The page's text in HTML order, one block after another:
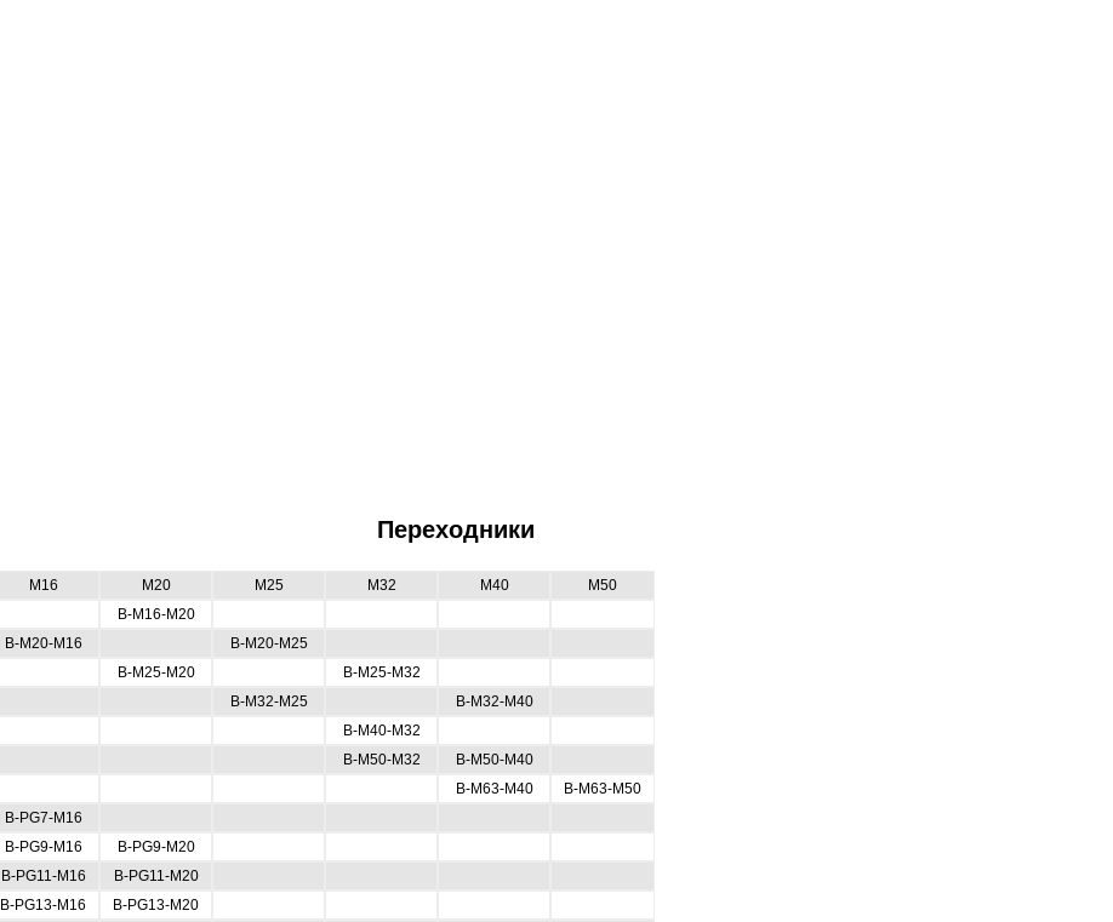
Переходники
M16 M20 M25 M32 M40
M50
В-М16-М20
В-М20-М16
В-М20-М25
В-М25-М20
В-М25-М32
В-М32-М25
В-М32-М40
В-М40-М32
В-М50-М32
В-М50-М40
В-М63-М40
В-М63-М50
B-PG7-M16
B-PG9-M16
B-PG9-M20
B-PG11-M16
B-PG11-M20
B-PG13-M16 B-PG13-M20